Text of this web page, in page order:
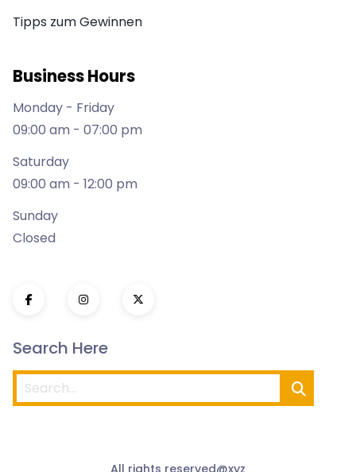
Tipps zum Gewinnen
Business Hours
Monday - Friday
09:00 am - 07:00 pm
Saturday
09:00 am - 12:00 pm
Sunday
Closed
Search Here
All rights reserved@xyz